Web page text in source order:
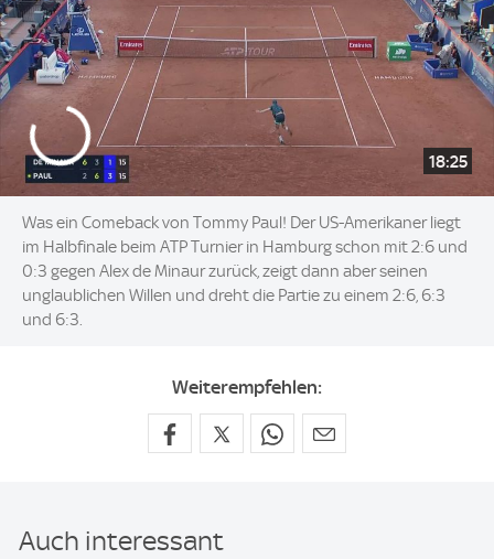
18:25
Was ein Comeback von Tommy Paul! Der US-Amerikaner liegt
im Halbfinale beim ATP Turnier in Hamburg schon mit 2:6 und
0:3 gegen Alex de Minaur zurück, zeigt dann aber seinen
unglaublichen Willen und dreht die Partie zu einem 2:6, 6:3
und 6:3.
Weiterempfehlen:
Auch interessant